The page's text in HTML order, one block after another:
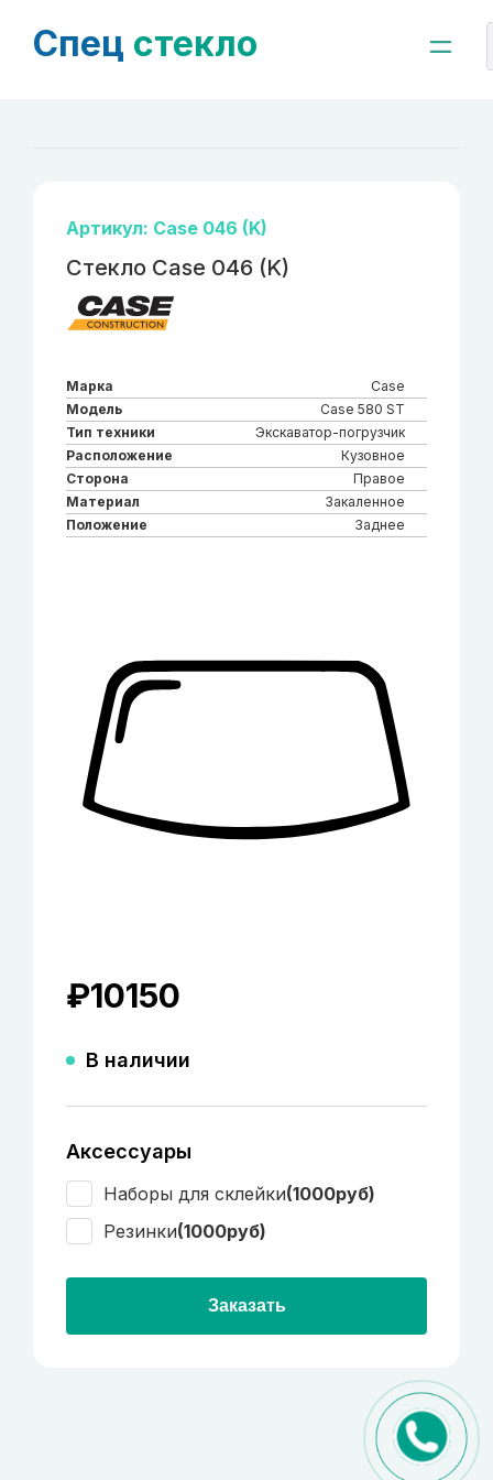
Спец стекло
Артикул: Case 046 (K)
Стекло Case 046 (K)
Марка
Case
Модель
Case 580 ST
Тип техники
Экскаватор-погрузчик
Расположение
Кузовное
Сторона
Правое
Материал
Закаленное
Положение
Заднее
₽10150
В наличии
Аксессуары
Наборы для склейки(1000руб)
Резинки(1000руб)
Заказать